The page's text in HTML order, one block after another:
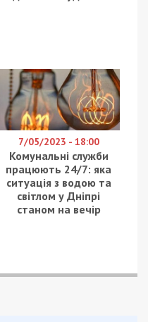
7/05/2023 - 18:00
Комунальні служби
працюють 24/7: яка
ситуація з водою та
світлом у Дніпрі
станом на вечір